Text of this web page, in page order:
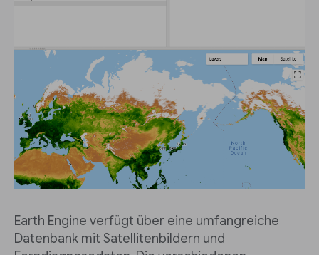
Earth Engine verfügt über eine umfangreiche
Datenbank mit Satellitenbildern und